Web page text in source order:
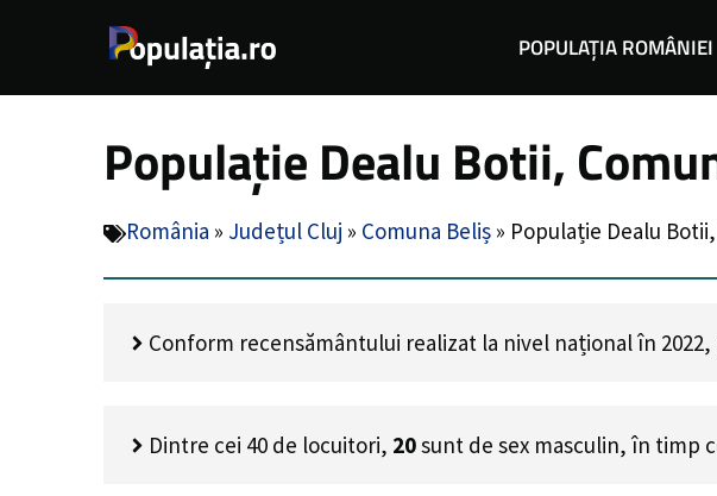
POPULAȚIA ROMÂNIEI
Populație Dealu Botii,
România » Județul Cluj » Comuna Beliș » Populație Dealu
Conform recensământului realizat la nivel național în
Dintre cei 40 de locuitori, 20sunt de sex masculin, în timp